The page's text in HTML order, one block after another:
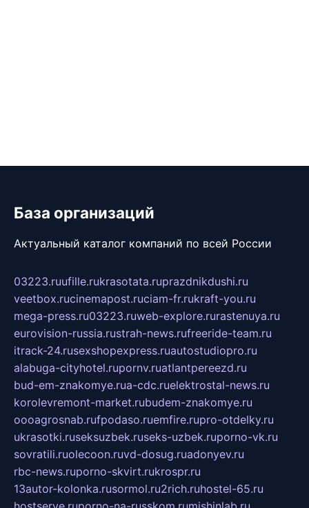
База организаций
Актуальный каталог компаний по всей России
03223.ruufille.rukrasotata.ruprazdnikdushi.ru
veetbox.rucinemapost.ruciam-fr.rukraft-you.ru
mega-press.ru03223.ruweb-explore.rurastenuya.ru
eurovision-russia.rustrah-news.rufreeride-team.ru
itrack-24.rusexshopexpress.ruautostudiopro.ru
alabuga-cityhotel.rupornv.ruatlantpereezd.ru
bud-em-znakomye.rua-cdc.ruelektrostal-news.ru
korolevremont-market.rubudem-znakomye.ru
oooagrosnab.rufpodaso.ruemfire.rupro-otdelky.ru
ukrasotki.ruseksuzbek.ruseks-uzbek.ruporno-vk.ru
sovratili.ruolecoon.ruvd-dosug.ruadonyev.ru
rbc-news.ruporno-skvirt.rukrospr.ru
13autor-kolonka.rusormol.ru2rich.ruhostel-65.ru